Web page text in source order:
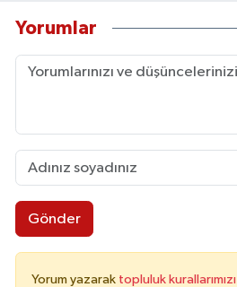
Yorumlar
Gönder
Yorum yazarak topluluk kurallarımızı